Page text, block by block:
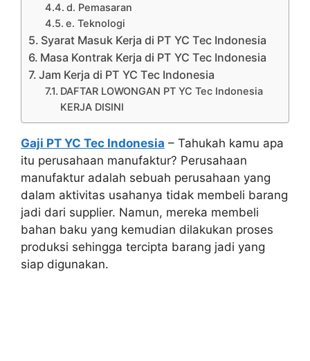
d. Pemasaran
e. Teknologi
Syarat Masuk Kerja di PT YC Tec Indonesia
Masa Kontrak Kerja di PT YC Tec Indonesia
Jam Kerja di PT YC Tec Indonesia
DAFTAR LOWONGAN PT YC Tec Indonesia
KERJA DISINI
Gaji PT YC Tec Indonesia – Tahukah kamu apa
itu perusahaan manufaktur? Perusahaan
manufaktur adalah sebuah perusahaan yang
dalam aktivitas usahanya tidak membeli barang
jadi dari supplier. Namun, mereka membeli
bahan baku yang kemudian dilakukan proses
produksi sehingga tercipta barang jadi yang
siap digunakan.